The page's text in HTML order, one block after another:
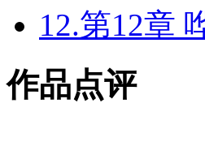
12.第12章
作品点评